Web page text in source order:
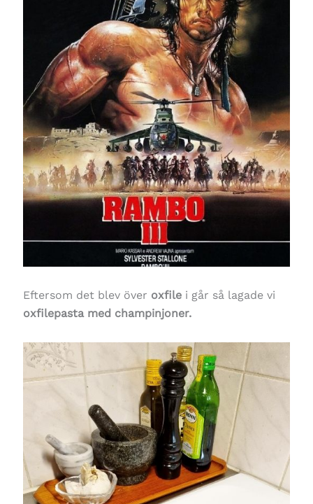
Eftersom det blev över oxfilei går så lagade vi
oxfilepasta med champinjoner.